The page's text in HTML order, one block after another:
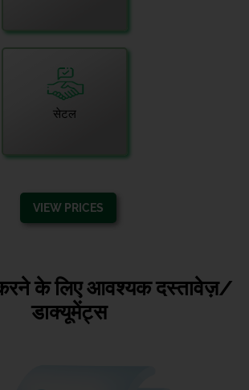
सेटल
VIEW PRICES
के लिए आवश्यक दस्तावेज़/
डाक्यूमेंट्स